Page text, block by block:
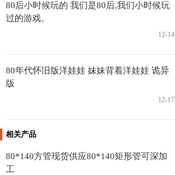
80后小时候玩的 我们是80后,我们小时候玩
过的游戏。
12-14
80年代怀旧版洋娃娃 妹妹背着洋娃娃 诡异
版
12-17
相关产品
80*140方管现货供应80*140矩形管可深加
工